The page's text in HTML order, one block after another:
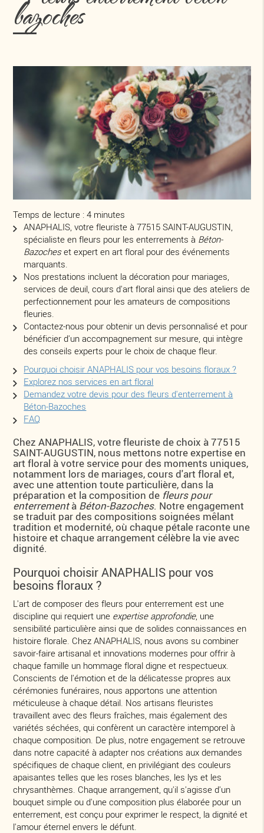
bazoches
Temps de lecture : 4 minutes
ANAPHALIS, votre fleuriste à 77515 SAINT-AUGUSTIN,
spécialiste en fleurs pour les enterrements à Béton-
Bazocheset expert en art floral pour des événements
marquants.
Nos prestations incluent la décoration pour mariages,
services de deuil, cours d'art floral ainsi que des ateliers de
perfectionnement pour les amateurs de compositions
fleuries.
Contactez-nous pour obtenir un devis personnalisé et pour
bénéficier d'un accompagnement sur mesure, qui intègre
des conseils experts pour le choix de chaque fleur.
Pourquoi choisir ANAPHALIS pour vos besoins floraux ?
Explorez nos services en art floral
Demandez votre devis pour des fleurs d'enterrement à
Béton-Bazoches
FAQ
Chez ANAPHALIS, votre fleuriste de choix à 77515
SAINT-AUGUSTIN, nous mettons notre expertise en
art floral à votre service pour des moments uniques,
notamment lors de mariages, cours d'art floral et,
avec une attention toute particulière, dans la
préparation et la composition de fleurs pour
enterrementà Béton-Bazoches. Notre engagement
se traduit par des compositions soignées mêlant
tradition et modernité, où chaque pétale raconte une
histoire et chaque arrangement célèbre la vie avec
dignité.
Pourquoi choisir ANAPHALIS pour vos
besoins floraux ?
L'art de composer des fleurs pour enterrement est une
discipline qui requiert une expertise approfondie, une
sensibilité particulière ainsi que de solides connaissances en
histoire florale. Chez ANAPHALIS, nous avons su combiner
savoir-faire artisanal et innovations modernes pour offrir à
chaque famille un hommage floral digne et respectueux.
Conscients de l'émotion et de la délicatesse propres aux
cérémonies funéraires, nous apportons une attention
méticuleuse à chaque détail. Nos artisans fleuristes
travaillent avec des fleurs fraîches, mais également des
variétés séchées, qui confèrent un caractère intemporel à
chaque composition. De plus, notre engagement se retrouve
dans notre capacité à adapter nos créations aux demandes
spécifiques de chaque client, en privilégiant des couleurs
apaisantes telles que les roses blanches, les lys et les
chrysanthèmes. Chaque arrangement, qu'il s'agisse d'un
bouquet simple ou d'une composition plus élaborée pour un
enterrement, est conçu pour exprimer le respect, la dignité et
l'amour éternel envers le défunt.